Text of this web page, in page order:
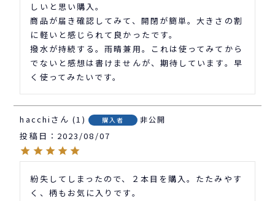
しいと思い購入。
商品が届き確認してみて、開閉が簡単。大きさの割
に軽いと感じられて良かったです。
撥水が持続する。雨晴兼用。これは使ってみてから
でないと感想は書けませんが、期待しています。早
く使ってみたいです。
hacchi 1 購入者 非公開
投稿日 2023/08/07
紛失してしまったので、２本目を購入。たたみやす
く、柄もお気に入りです。